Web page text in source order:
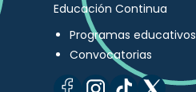
Educación Continua
Programas educativos
Convocatorias